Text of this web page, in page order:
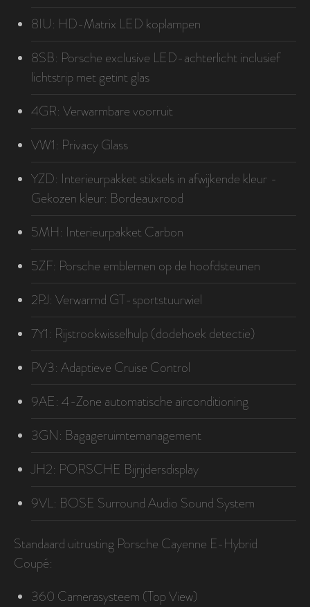
8IU: HD-Matrix LED koplampen
8SB: Porsche exclusive LED-achterlicht inclusief
lichtstrip met getint glas
4GR: Verwarmbare voorruit
VW1: Privacy Glass
YZD: Interieurpakket stiksels in afwijkende kleur -
Gekozen kleur: Bordeauxrood
5MH: Interieurpakket Carbon
5ZF: Porsche emblemen op de hoofdsteunen
2PJ: Verwarmd GT-sportstuurwiel
7Y1: Rijstrookwisselhulp (dodehoek detectie)
PV3: Adaptieve Cruise Control
9AE: 4-Zone automatische airconditioning
3GN: Bagageruimtemanagement
JH2: PORSCHE Bijrijdersdisplay
9VL: BOSE Surround Audio Sound System
Standaard uitrusting Porsche Cayenne E-Hybrid
Coupé:
360 Camerasysteem (Top View)